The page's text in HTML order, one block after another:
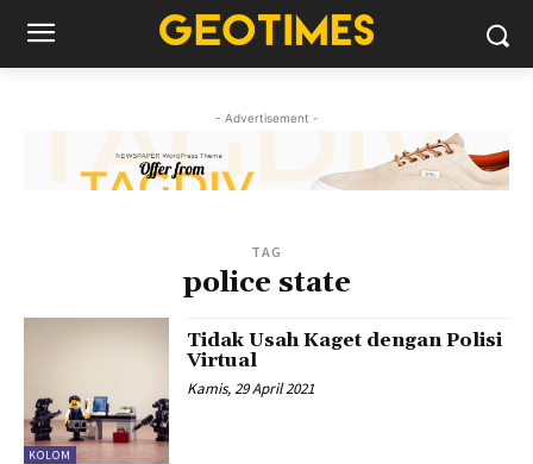
- Advertisement -
TAG
police state
KOLOM
Tidak Usah Kaget dengan Polisi
Virtual
Kamis, 29 April 2021